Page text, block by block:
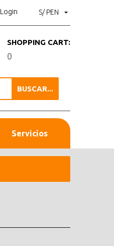
S/ PEN
Login
SHOPPING CART:
0
BUSCAR...
Servicios